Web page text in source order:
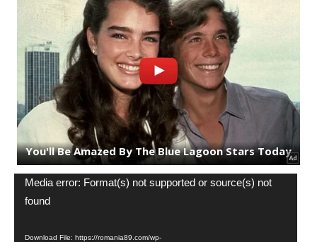
Video
Player
Media error: Format(s) not supported or source(s) not
found
Download File: https://romania89.com/wp-